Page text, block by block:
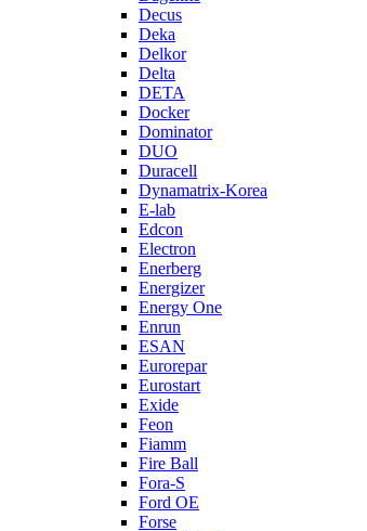
Decus
Deka
Delkor
Delta
DETA
Docker
Dominator
DUO
Duracell
Dynamatrix-Korea
E-lab
Edcon
Electron
Enerberg
Energizer
Energy One
Enrun
ESAN
Eurorepar
Eurostart
Exide
Feon
Fiamm
Fire Ball
Fora-S
Ford OE
Forse